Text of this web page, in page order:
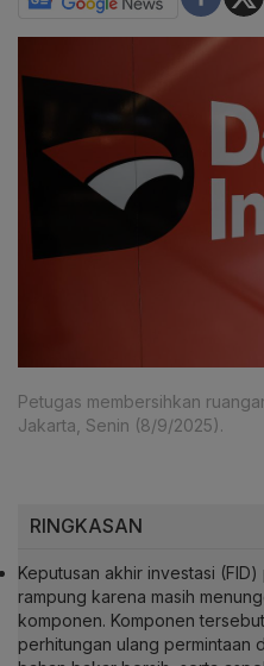
Petugas membersihkan
Jakarta, Senin (8/9/2025).
RINGKASAN
Keputusan akhir investasi
rampung karena masih
komponen. Komponen
perhitungan ulang permintaan